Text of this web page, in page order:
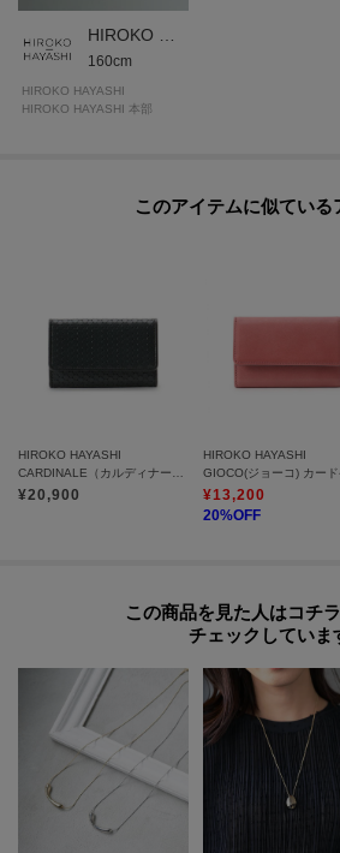
お気に入り登録して頂いたアイテムは・・・
再入荷通知や、値下げ情報・在庫状況をメルマガ
ーーーーーーーーーーーーーーーーーーーーーー
160cm
HIROKO HAYASHI
HIROKO HAYASHI 本部
このアイテムに似ている
HIROKO HAYASHI
¥20,900
HIROKO HAYASHI
¥13,200
20%OFF
この商品を見た人はコチ
チェックしていま